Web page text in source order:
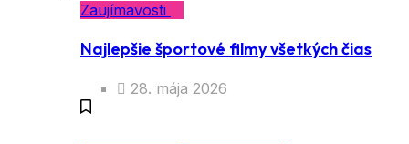
Zaujímavosti
Najlepšie športové filmy všetkých čias
28. mája 2026